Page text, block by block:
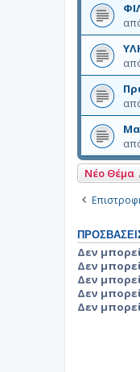
Νέο Θέμα
Δεν
Δεν
Δεν
Δεν
Δεν